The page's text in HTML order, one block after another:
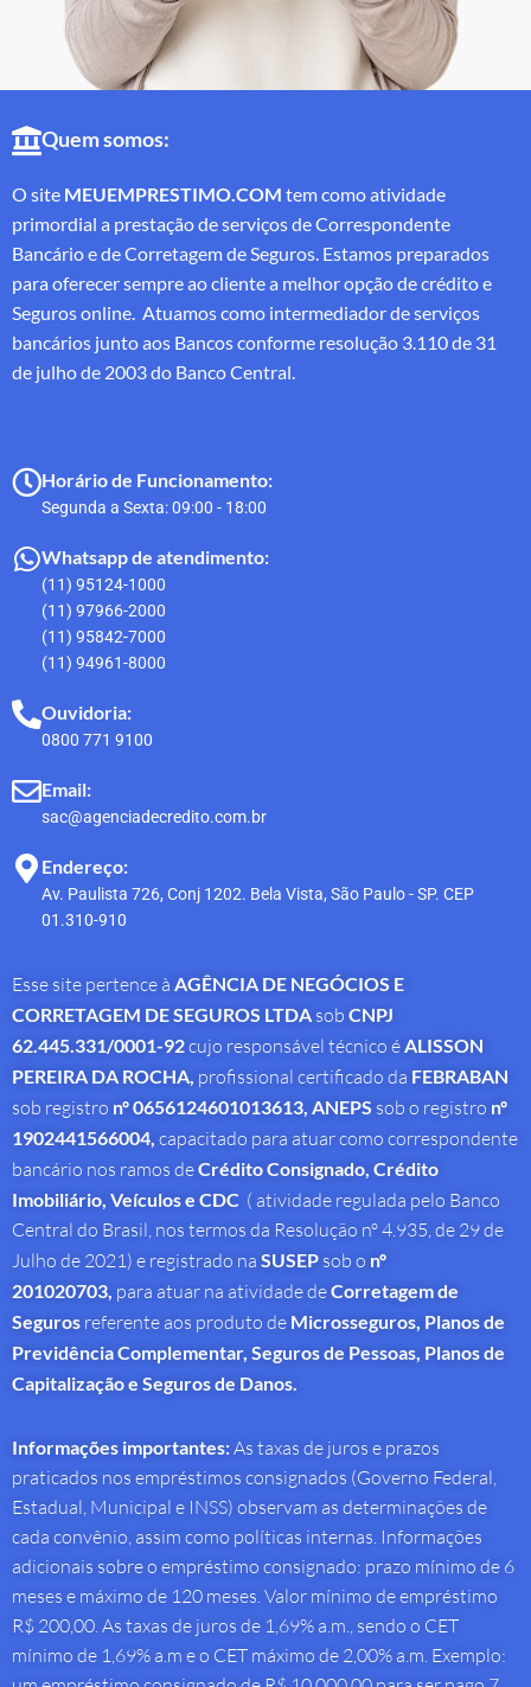
Quem somos:
O site MEUEMPRESTIMO.COM tem como atividade
primordial a prestação de serviços de Correspondente
Bancário e de Corretagem de Seguros. Estamos preparados
para oferecer sempre ao cliente a melhor opção de crédito e
Seguros online. Atuamos como intermediador de serviços
bancários junto aos Bancos conforme resolução 3.110 de 31
de julho de 2003 do Banco Central.
Horário de Funcionamento:
Segunda a Sexta: 09:00 - 18:00
Whatsapp de atendimento:
(11) 95124-1000
(11) 97966-2000
(11) 95842-7000
(11) 94961-8000
Ouvidoria:
0800 771 9100
Email:
sac@agenciadecredito.com.br
Endereço:
Av. Paulista 726, Conj 1202. Bela Vista, São Paulo - SP. CEP
01.310-910
Esse site pertence à AGÊNCIA DE NEGÓCIOS E
CORRETAGEM DE SEGUROS LTDAsob CNPJ
62.445.331/0001-92cujo responsável técnico éALISSON
PEREIRA DA ROCHA, profissional certificado da FEBRABAN
sob registro nº 0656124601013613, ANEPS sob o registro nº
1902441566004, capacitado para atuar como correspondente
bancário nos ramos deCrédito Consignado, Crédito
Imobiliário, Veículos e CDC ( atividade regulada pelo Banco
Central do Brasil, nos termos da Resolução nº 4.935, de 29 de
Julho de 2021) e registrado na SUSEP sob o nº
201020703, para atuar na atividade deCorretagem de
Seguros referente aos produto de Microsseguros, Planos de
Previdência Complementar, Seguros de Pessoas, Planos de
Capitalização e Seguros de Danos.
Informações importantes:As taxas de juros e prazos
praticados nos empréstimos consignados (Governo Federal,
Estadual, Municipal e INSS) observam as determinações de
cada convênio, assim como políticas internas. Informações
adicionais sobre o empréstimo consignado: prazo mínimo de 6
meses e máximo de 120 meses. Valor mínimo de empréstimo
R$ 200,00. As taxas de juros de 1,69% a.m., sendo o CET
mínimo de 1,69% a.m e o CET máximo de 2,00% a.m. Exemplo: